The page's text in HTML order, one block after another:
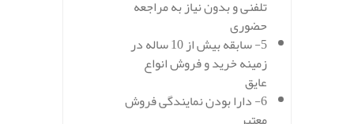
تلفنی و بدون نیاز به مراجعه
حضوری
5- سابقه بیش از 10 ساله در
زمینه خرید و فروش انواع
عایق
6- دارا بودن نمایندگی فروش